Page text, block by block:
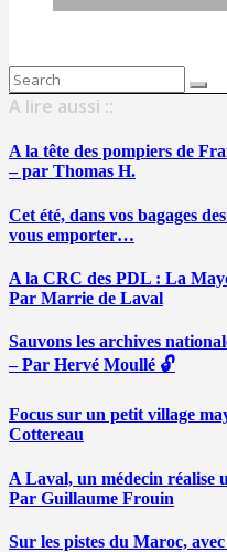
Search
for:
A lire aussi ::
A la tête des pompiers de
– par Thomas H.
Cet été, dans vos bagages
vous emporter…
A la CRC des PDL : La
Par Marrie de Laval
Sauvons les archives
– Par Hervé Moullé 🔓
Focus sur un petit village
Cottereau
A Laval, un médecin réalise
Par Guillaume Frouin
Sur les pistes du Maroc,